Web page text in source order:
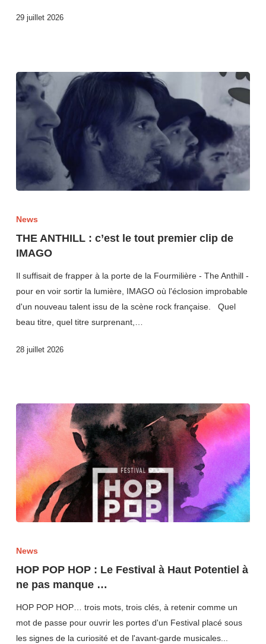
29 juillet 2026
News
THE ANTHILL : c’est le tout premier clip de
IMAGO
Il suffisait de frapper à la porte de la Fourmilière - The Anthill -
pour en voir sortir la lumière, IMAGO où l'éclosion improbable
d'un nouveau talent issu de la scène rock française. Quel
beau titre, quel titre surprenant,…
28 juillet 2026
News
HOP POP HOP : Le Festival à Haut Potentiel à
ne pas manque …
HOP POP HOP… trois mots, trois clés, à retenir comme un
mot de passe pour ouvrir les portes d'un Festival placé sous
les signes de la curiosité et de l'avant-garde musicales...